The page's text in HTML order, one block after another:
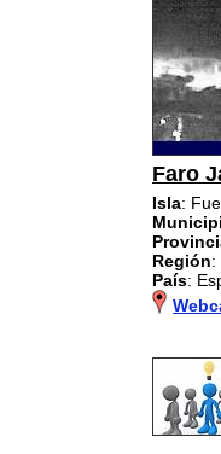
Faro
Isla:
Región:
País: